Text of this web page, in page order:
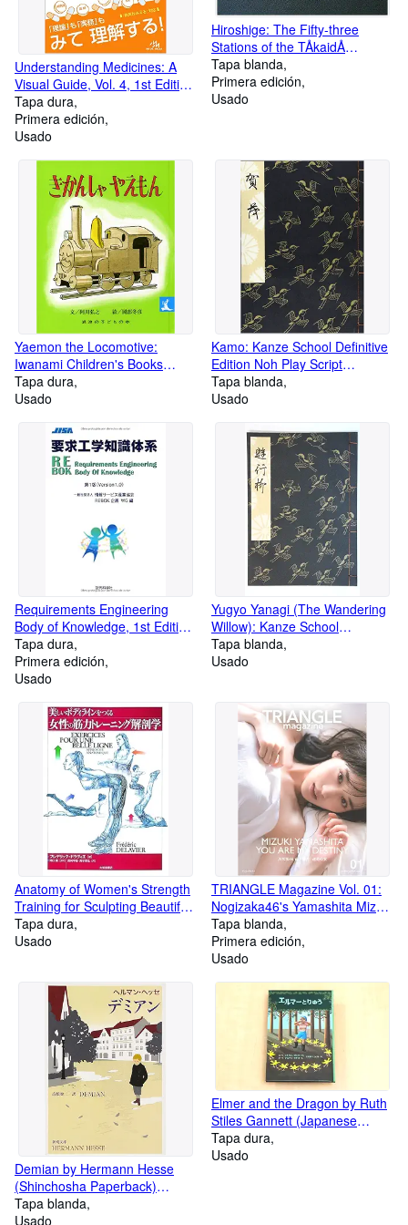
Understanding Medicines: A
Visual Guide, Vol. 4, 1st Edition
(Japanese Language Book)
Tapa dura
Primera edición
Usado
Hiroshige: The Fifty-three
Stations of the TÅkaidÅ
(HÅeidÅ First Edition
Collection) (Japanese
Language Book)
Tapa blanda
Primera edición
Usado
Yaemon the Locomotive:
Iwanami Children's Books
(Japanese Language Book)
Tapa dura
Usado
Kamo: Kanze School Definitive
Edition Noh Play Script
(Japanese Language Book)
Tapa blanda
Usado
Requirements Engineering
Body of Knowledge, 1st Edition
(Japanese Language Book)
Tapa dura
Primera edición
Usado
Yugyo Yanagi (The Wandering
Willow): Kanze School
Definitive Noh Play Text
(Japanese Language Book)
Tapa blanda
Usado
Anatomy of Women's Strength
Training for Sculpting Beautiful
Body Lines (Japanese
Language Book)
Tapa dura
Usado
TRIANGLE Magazine Vol. 01:
Nogizaka46's Yamashita Mizuki
Cover Feature (Japanese
Language Book)
Tapa blanda
Primera edición
Usado
Demian by Hermann Hesse
(Shinchosha Paperback)
(Japanese Language Book)
Tapa blanda
Usado
Elmer and the Dragon by Ruth
Stiles Gannett (Japanese
Edition) (Japanese Language
Book)
Tapa dura
Usado